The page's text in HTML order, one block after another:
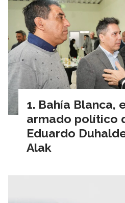
Bahía Blanca,
armado político
Eduardo
Alak